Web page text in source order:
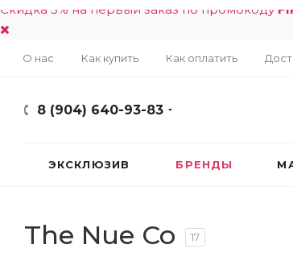
Скидка 5% на первый заказ по промокоду
О нас Как купить Как оплатить
8 (904) 640-93-83
ЭКСКЛЮЗИВ БРЕНДЫ
The Nue Co 17